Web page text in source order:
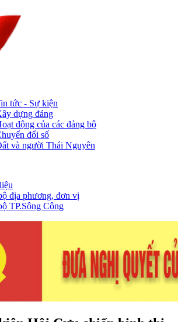
tức - Sự kiện
dựng đảng
động của các đảng bộ
đổi số
và người Thái Nguyên
địa phương, đơn vị
TP.Sông Công